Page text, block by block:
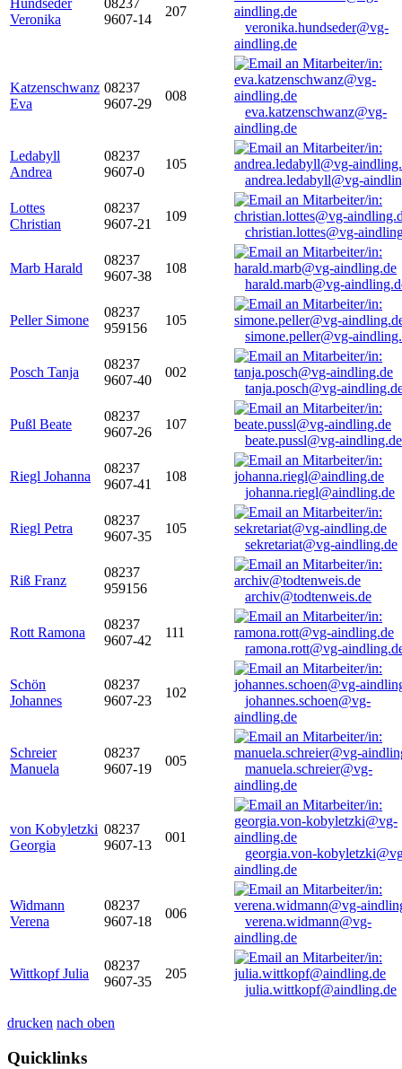
Hundseder
Veronika
08237
9607-14
207
veronika.hundseder@vg-
aindling.de
Katzenschwanz
Eva
08237
9607-29
008
eva.katzenschwanz@vg-
aindling.de
Ledabyll
Andrea
08237
9607-0
105
andrea.ledabyll@vg-
Lottes
Christian
08237
9607-21
109
christian.lottes@vg-
Marb Harald
08237
9607-38
108
harald.marb@vg-
Peller Simone
08237
959156
105
simone.peller@vg-
Posch Tanja
08237
9607-40
002
tanja.posch@vg-
Pußl Beate
08237
9607-26
107
beate.pussl@vg-aindling.de
Riegl Johanna
08237
9607-41
108
johanna.riegl@aindling.de
Riegl Petra
08237
9607-35
105
sekretariat@vg-aindling.de
Riß Franz
08237
959156
archiv@todtenweis.de
Rott Ramona
08237
9607-42
111
ramona.rott@vg-
Schön
Johannes
08237
9607-23
102
johannes.schoen@vg-
aindling.de
Schreier
Manuela
08237
9607-19
005
manuela.schreier@vg-
aindling.de
von Kobyletzki
Georgia
08237
9607-13
001
georgia.von-
aindling.de
Widmann
Verena
08237
9607-18
006
verena.widmann@vg-
aindling.de
Wittkopf Julia
08237
9607-35
205
julia.wittkopf@aindling.de
drucken nach oben
Quicklinks